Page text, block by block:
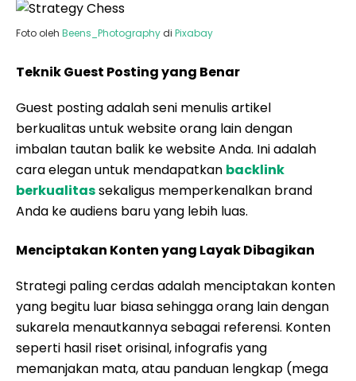
Foto oleh Beens_Photography di Pixabay
Teknik Guest Posting yang Benar
Guest posting adalah seni menulis artikel
berkualitas untuk website orang lain dengan
imbalan tautan balik ke website Anda. Ini adalah
cara elegan untuk mendapatkan backlink
berkualitassekaligus memperkenalkan brand
Anda ke audiens baru yang lebih luas.
Menciptakan Konten yang Layak Dibagikan
Strategi paling cerdas adalah menciptakan konten
yang begitu luar biasa sehingga orang lain dengan
sukarela menautkannya sebagai referensi. Konten
seperti hasil riset orisinal, infografis yang
memanjakan mata, atau panduan lengkap (mega